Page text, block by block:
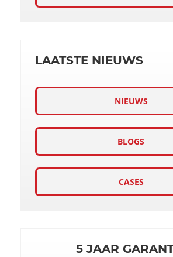
LAATSTE NIEUWS
NIEUWS
BLOGS
CASES
5 JAAR